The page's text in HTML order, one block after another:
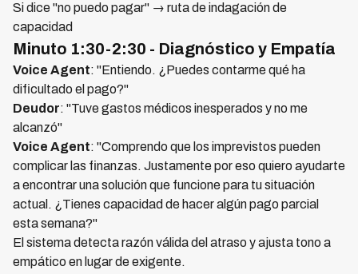
Si dice "no puedo pagar" → ruta de indagación de
capacidad
Minuto 1:30-2:30 - Diagnóstico y Empatía
Voice Agent: "Entiendo. ¿Puedes contarme qué ha
dificultado el pago?"
Deudor: "Tuve gastos médicos inesperados y no me
alcanzó"
Voice Agent: "Comprendo que los imprevistos pueden
complicar las finanzas. Justamente por eso quiero ayudarte
a encontrar una solución que funcione para tu situación
actual. ¿Tienes capacidad de hacer algún pago parcial
esta semana?"
El sistema detecta razón válida del atraso y ajusta tono a
empático en lugar de exigente.